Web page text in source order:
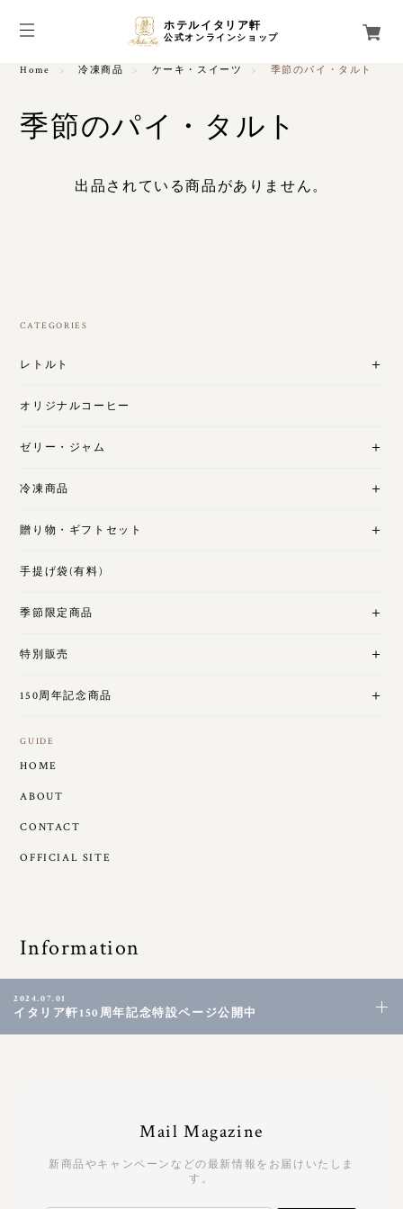
ホテルイタリア軒
公式オンラインショップ
Home 冷凍商品 ケーキ・スイーツ 季節のパイ・タルト
季節のパイ・タルト
出品されている商品がありません。
CATEGORIES
レトルト
オリジナルコーヒー
ゼリー・ジャム
冷凍商品
贈り物・ギフトセット
手提げ袋(有料)
季節限定商品
特別販売
150周年記念商品
GUIDE
HOME
ABOUT
CONTACT
OFFICIAL SITE
Information
2024.07.01
イタリア軒150周年記念特設ページ公開中
Mail Magazine
新商品やキャンペーンなどの最新情報をお届けいたしま
す。